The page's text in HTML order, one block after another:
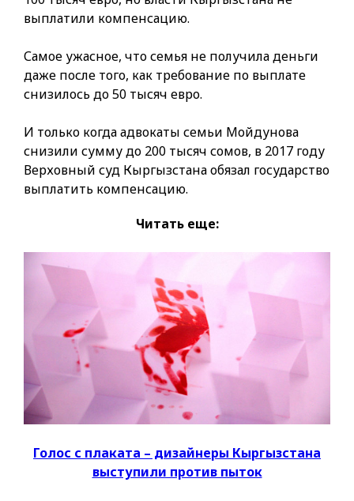
выплатили компенсацию.
Самое ужасное, что семья не получила деньги
даже после того, как требование по выплате
снизилось до 50 тысяч евро.
И только когда адвокаты семьи Мойдунова
снизили сумму до 200 тысяч сомов, в 2017 году
Верховный суд Кыргызстана обязал государство
выплатить компенсацию.
Читать еще:
Голос с плаката – дизайнеры Кыргызстана
выступили против пыток